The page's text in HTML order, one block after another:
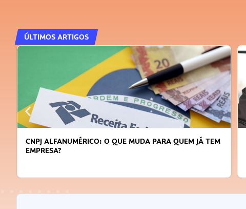
ÚLTIMOS ARTIGOS
CNPJ ALFANUMÉRICO: O QUE MUDA PARA QUEM JÁ TEM
EMPRESA?